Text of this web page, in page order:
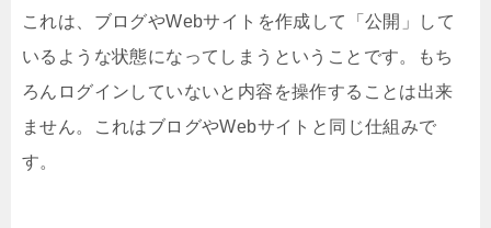
これは、ブログやWebサイトを作成して「公開」して
いるような状態になってしまうということです。もち
ろんログインしていないと内容を操作することは出来
ません。これはブログやWebサイトと同じ仕組みで
す。